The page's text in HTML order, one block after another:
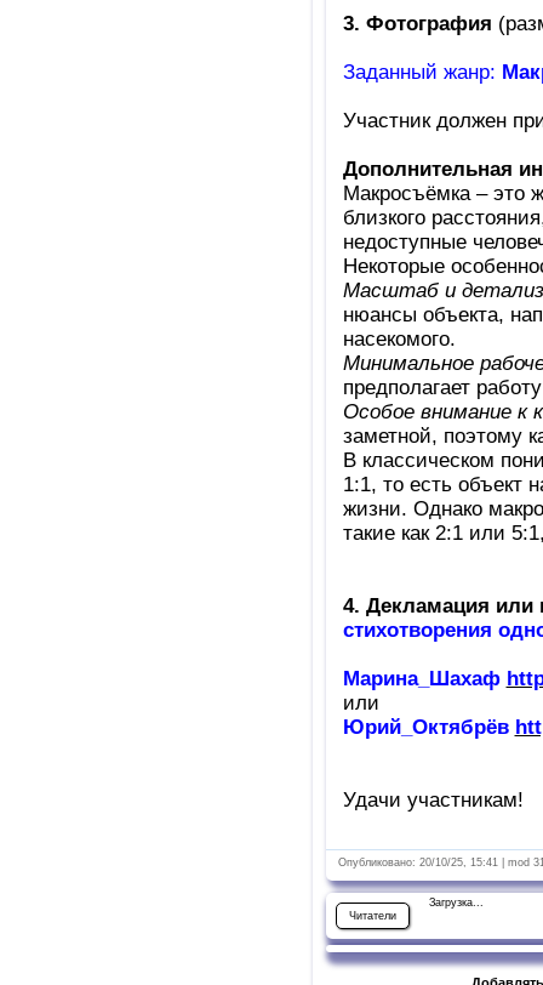
3. Фотография
Заданный жанр:
Участник должен
Дополнительная
Макросъёмка – это
близкого
недоступные
Некоторые
Масштаб и
нюансы объекта,
насекомого.
Минимальное
предполагает
Особое внимание к
заметной, поэтому
В классическом
1:1, то есть объект
жизни. Однако
такие как 2:1 или
4. Декламация или
стихотворения
Марина_Шахаф
или
Юрий_Октябрёв
Удачи участникам!
Опубликовано: 20/10/25, 15:41 | mod
Читатели
Загрузка...